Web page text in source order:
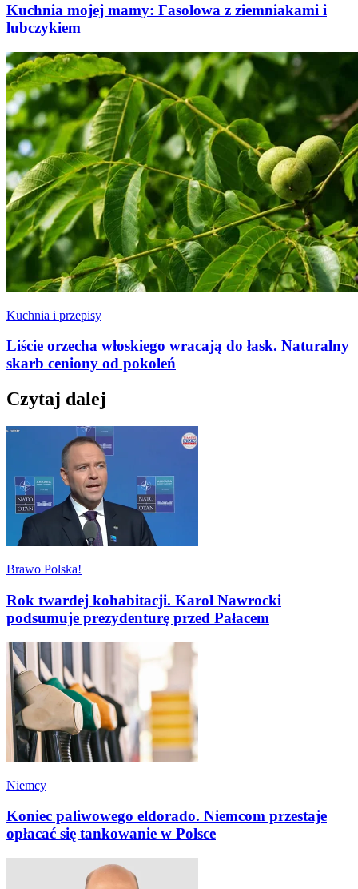
Kuchnia mojej mamy: Fasolowa z ziemniakami i
lubczykiem
Kuchnia i przepisy
Liście orzecha włoskiego wracają do łask. Naturalny
skarb ceniony od pokoleń
Czytaj dalej
Brawo Polska!
Rok twardej kohabitacji. Karol Nawrocki
podsumuje prezydenturę przed Pałacem
Niemcy
Koniec paliwowego eldorado. Niemcom przestaje
opłacać się tankowanie w Polsce